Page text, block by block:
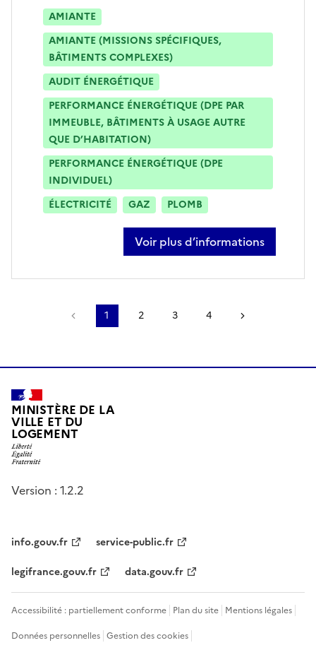
AMIANTE
AMIANTE (MISSIONS SPÉCIFIQUES,
BÂTIMENTS COMPLEXES)
AUDIT ÉNERGÉTIQUE
PERFORMANCE ÉNERGÉTIQUE (DPE PAR
IMMEUBLE, BÂTIMENTS À USAGE AUTRE
QUE D’HABITATION)
PERFORMANCE ÉNERGÉTIQUE (DPE
INDIVIDUEL)
ÉLECTRICITÉ
GAZ PLOMB
Voir plus d’informations
sur brian crebouw
Page précédente
1 2 3 4
MINISTÈRE DE LA
VILLE ET DU
LOGEMENT
Version : 1.2.2
info.gouv.fr
service-public.fr
legifrance.gouv.fr
data.gouv.fr
Accessibilité : partiellement conforme Plan du site Mentions légales
Données personnelles Gestion des cookies